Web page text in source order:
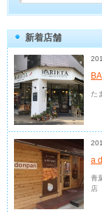
新着店舗
た
a
青
店